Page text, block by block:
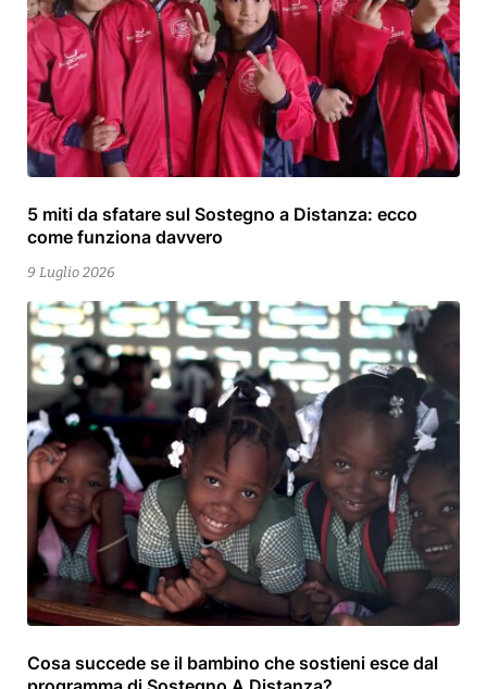
5 miti da sfatare sul Sostegno a Distanza: ecco
come funziona davvero
9 Luglio 2026
9
Luglio
2026
Cosa succede se il bambino che sostieni esce dal
2